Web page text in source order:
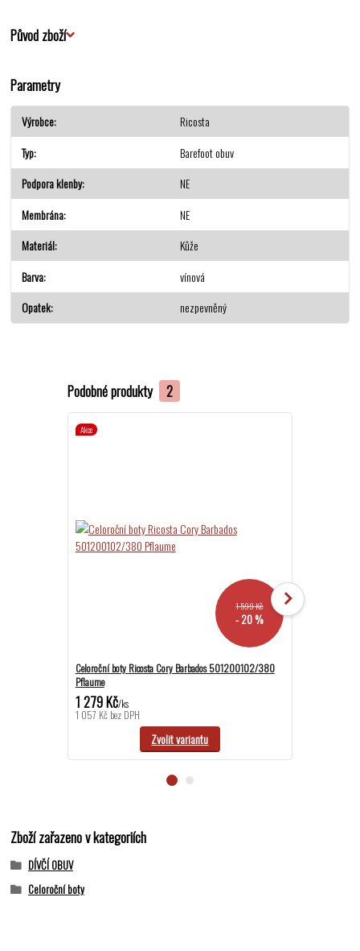
Původ zboží
Parametry
Výrobce
Ricosta
Typ
Barefoot obuv
Podpora klenby
NE
Membrána
NE
Materiál
Kůže
Barva
vínová
Opatek
nezpevněný
Podobné produkty 2
Akce
1 599 Kč
- 20 %
Celoroční boty Ricosta Cory Barbados 501200102/380
Pflaume
1 279 Kč/ks
1 057 Kč bez DPH
Zvolit variantu
Zboží zařazeno v kategoriích
DÍVČÍ OBUV
Celoroční boty